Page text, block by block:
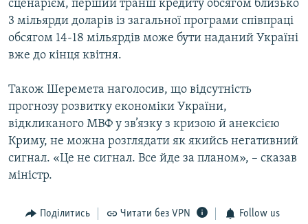
сценарієм, перший транш кредиту обсягом близько
3 мільярди доларів із загальної програми співпраці
обсягом 14-18 мільярдів може бути наданий Україні
вже до кінця квітня.
Також Шеремета наголосив, що відсутність
прогнозу розвитку економіки України,
відкликаного МВФ у зв’язку з кризою й анексією
Криму, не можна розглядати як якийсь негативний
сигнал. «Це не сигнал. Все йде за планом», – сказав
міністр.
Поділитись Читати без VPN Follow us